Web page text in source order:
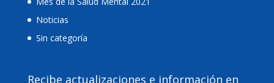
Noticias
Sin categoría
Recibe actualizaciones e información en